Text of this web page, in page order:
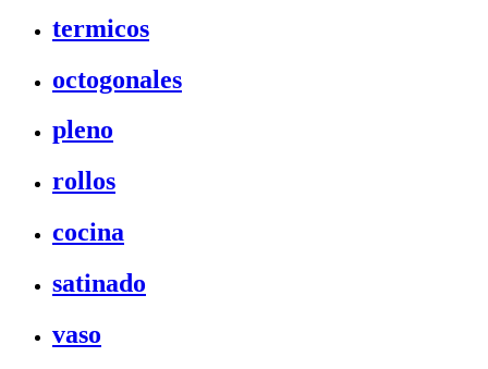
termicos
octogonales
pleno
rollos
cocina
satinado
vaso